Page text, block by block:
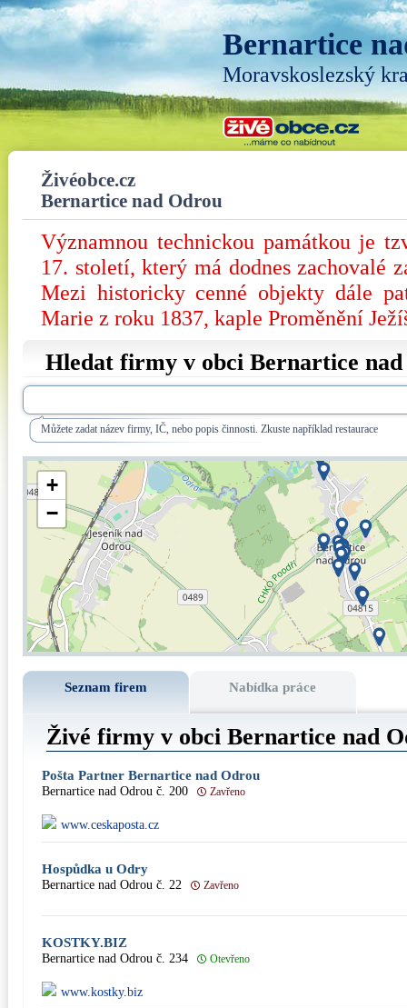
Bernartice
Moravskoslezský
Živéobce.cz
Bernartice nad Odrou
Významnou technickou památkou je
17. století, který má dodnes zachovalé
Mezi historicky cenné objekty dále
Marie z roku 1837, kaple Proměnění
Hledat firmy v obci Bernartice
Můžete zadat název firmy, IČ, nebo popis činnosti. Zkuste například restaurace
+
−
Seznam firem Nabídka práce
Živé firmy v obci Bernartice nad
Pošta Partner Bernartice nad Odrou
Bernartice nad Odrou č. 200 Zavřeno
www.ceskaposta.cz
Hospůdka u Odry
Bernartice nad Odrou č. 22 Zavřeno
KOSTKY.BIZ
Bernartice nad Odrou č. 234 Otevřeno
www.kostky.biz